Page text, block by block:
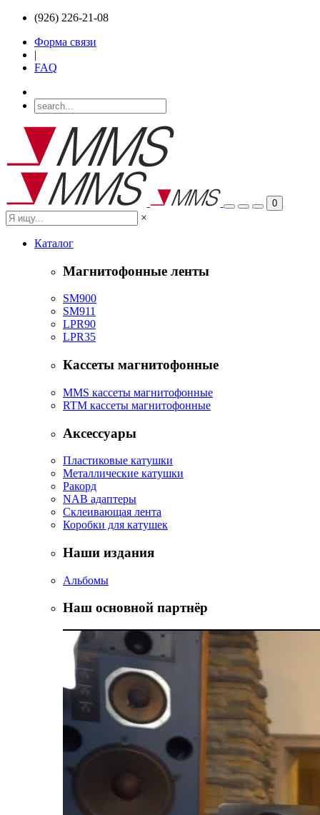
(926) 226-21-08
Форма связи
|
FAQ
0
×
Каталог
Магнитофонные ленты
SM900
SM911
LPR90
LPR35
Кассеты магнитофонные
MMS кассеты магнитофонные
RTM кассеты магнитофонные
Аксессуары
Пластиковые катушки
Металлические катушки
Ракорд
NAB адаптеры
Склеивающая лента
Коробки для катушек
Наши издания
Альбомы
Наш основной партнёр